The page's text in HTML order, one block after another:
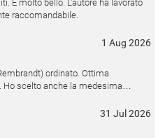
É molto bello. L'autore ha lavorato
raccomandabile.
1 Aug 2026
ordinato. Ottima
Ho scelto anche la medesima
31 Jul 2026